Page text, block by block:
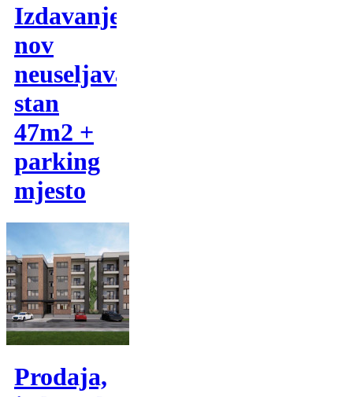
Izdavanje,
nov
neuseljavan
stan
47m2 +
parking
mjesto
Prodaja,